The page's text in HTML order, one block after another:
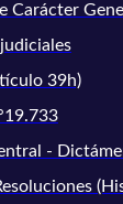
Carácter
39h)
-